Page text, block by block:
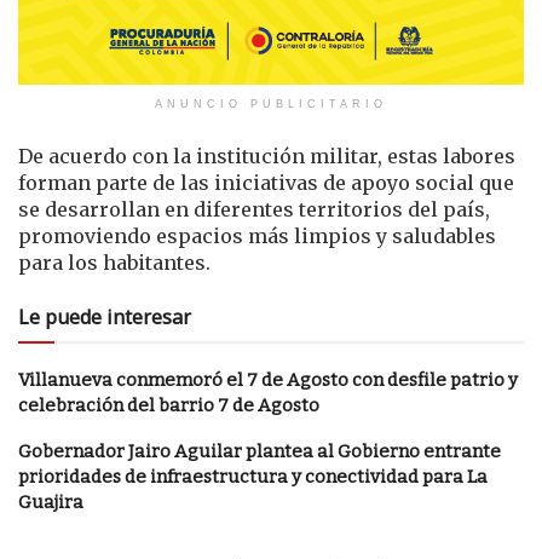
ANUNCIO PUBLICITARIO
De acuerdo con la institución militar, estas labores
forman parte de las iniciativas de apoyo social que
se desarrollan en diferentes territorios del país,
promoviendo espacios más limpios y saludables
para los habitantes.
Le puede interesar
Villanueva conmemoró el 7 de Agosto con desfile patrio y
celebración del barrio 7 de Agosto
Gobernador Jairo Aguilar plantea al Gobierno entrante
prioridades de infraestructura y conectividad para La
Guajira